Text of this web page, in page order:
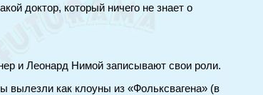
доктор, который ничего не знает о
и Леонард Нимой записывают свои роли.
вылезли как клоуны из «Фольксвагена» (в